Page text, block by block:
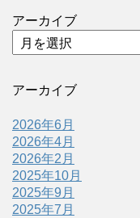
アーカイブ
アーカイブ
2026年6月
2026年4月
2026年2月
2025年10月
2025年9月
2025年7月